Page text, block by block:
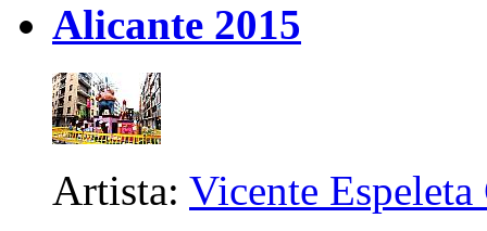
Alicante 2015
Artista: Vicente Espeleta